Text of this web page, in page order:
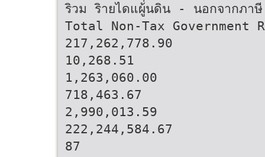
ริวม ริายไดแผู้่นดิน - นอกจากภา
Total Non-Tax Government
217,262,778.90
10,268.51
1,263,060.00
718,463.67
2,990,013.59
222,244,584.67
87